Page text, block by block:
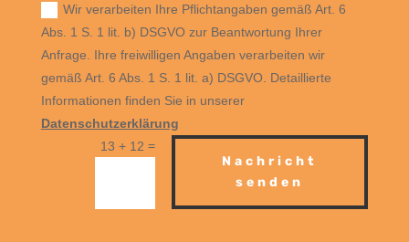
Wir verarbeiten Ihre Pflichtangaben gemäß Art. 6
Abs. 1 S. 1 lit. b) DSGVO zur Beantwortung Ihrer
Anfrage. Ihre freiwilligen Angaben verarbeiten wir
gemäß Art. 6 Abs. 1 S. 1 lit. a) DSGVO. Detaillierte
Informationen finden Sie in unserer
Datenschutzerklärung
13 + 12 =
Nachricht
senden